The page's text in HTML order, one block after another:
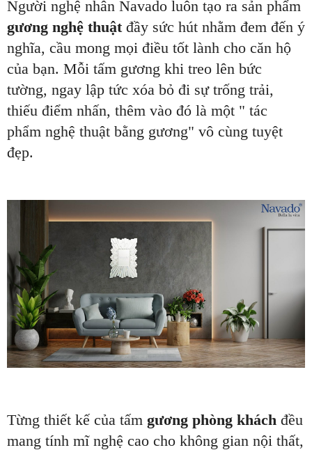
Người nghệ nhân Navado luôn tạo ra sản phẩm
gương nghệ thuậtđầy sức hút nhằm đem đến ý
nghĩa, cầu mong mọi điều tốt lành cho căn hộ
của bạn. Mỗi tấm gương khi treo lên bức
tường, ngay lập tức xóa bỏ đi sự trống trải,
thiếu điểm nhấn, thêm vào đó là một " tác
phẩm nghệ thuật bằng gương" vô cùng tuyệt
đẹp.
Từng thiết kế của tấm gương phòng khách đều
mang tính mĩ nghệ cao cho không gian nội thất,